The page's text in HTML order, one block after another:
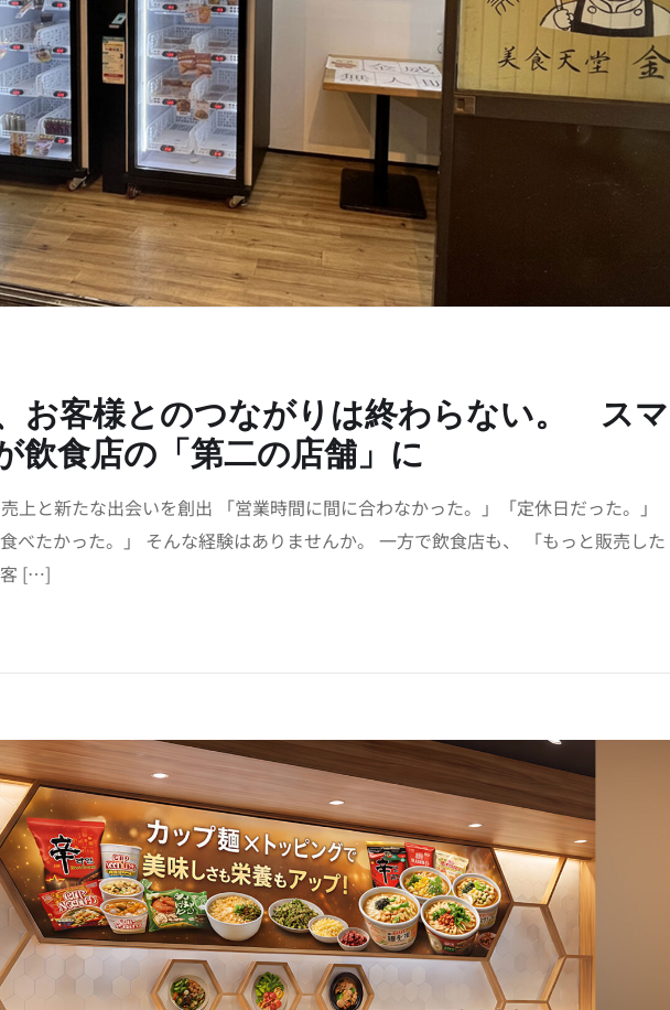
お客様とのつながりは終わらない。 スマ
飲食店の「第二の店舗」に
上と新たな出会いを創出 「営業時間に間に合わなかった。」「定休日だった。」
べたかった。」 そんな経験はありませんか。 一方で飲食店も、 「もっと販売した
客 […]